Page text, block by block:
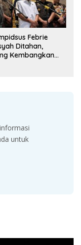
Febrie
Ditahan,
Kembangkan
untuk